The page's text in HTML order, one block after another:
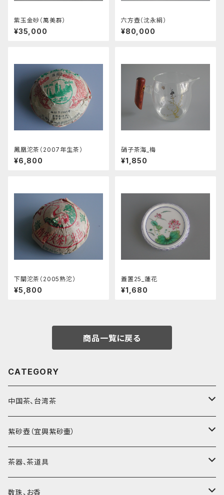
紫玉金砂（萬美群）
¥35,000
六方壺（沈永絹）
¥80,000
鳳凰沱茶（2007年生茶）
¥6,800
硝子茶海_梅
¥1,850
下關沱茶（2005熟沱）
¥5,800
蓋置25_蓮花
¥1,680
商品一覧に戻る
CATEGORY
中国茶、台湾茶
烏龍茶（ウーロン茶）
黒茶（緊圧茶、普洱茶）
紅茶、白茶、緑茶
紫砂壺（宜興紫砂壷）
大師、名人、高工の作品
周菊英（高級工藝美術師）
茶器、茶道具
茶杯、聞香杯
数珠、お香